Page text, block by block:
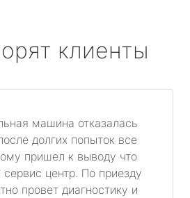
клиенты
машина отказалась
долгих попыток все
пришел к выводу что
сервис центр. По приезду
провет диагностику и